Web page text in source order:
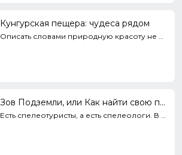
Кунгурская пещера: чудеса рядом
Описать словами природную красоту не просто трудная задача, почти невыполнимая.Могу сказать, что, ес...
Зов Подземли, или Как найти свою пещеру
Есть спелеотуристы, а есть спелеологи. В чем разница? Одни посещают уже открытые пещеры. Другие ищут...